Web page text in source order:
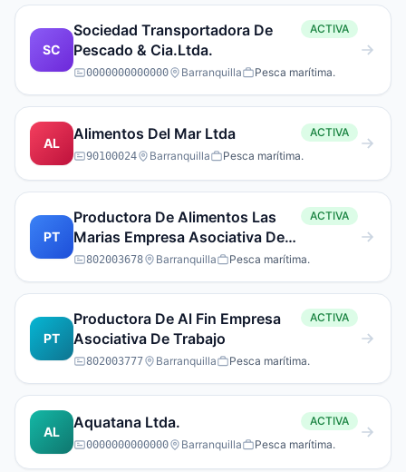
SC
Sociedad Transportadora De
Pescado & Cia.Ltda.
ACTIVA
0000000000000 Barranquilla Pesca marítima.
AL
Alimentos Del Mar Ltda ACTIVA
90100024 Barranquilla Pesca marítima.
PT
Productora De Alimentos Las
Marias Empresa Asociativa De
Trabajo
ACTIVA
802003678 Barranquilla Pesca marítima.
PT
Productora De Al Fin Empresa
Asociativa De Trabajo
ACTIVA
802003777 Barranquilla Pesca marítima.
AL
Aquatana Ltda. ACTIVA
0000000000000 Barranquilla Pesca marítima.